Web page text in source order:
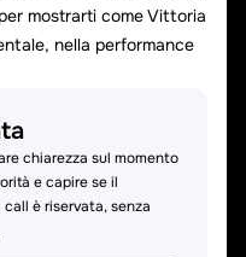
mostrarti come Vittoria
nella performance
chiarezza sul momento
e capire se il
è riservata, senza